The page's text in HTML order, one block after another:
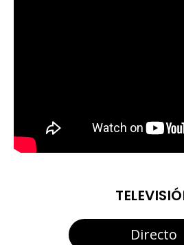
Directo